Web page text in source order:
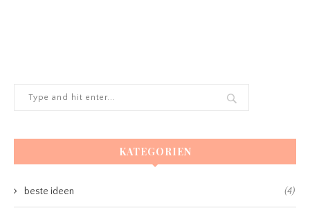
KATEGORIEN
beste ideen (4)